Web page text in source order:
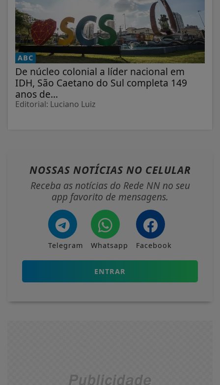
ABC
De núcleo colonial a líder nacional em
IDH, São Caetano do Sul completa 149
anos de...
Editorial: Luciano Luiz
NOSSAS NOTÍCIAS NO CELULAR
Receba as notícias do Rede NN no seu
app favorito de mensagens.
Telegram Whatsapp Facebook
ENTRAR